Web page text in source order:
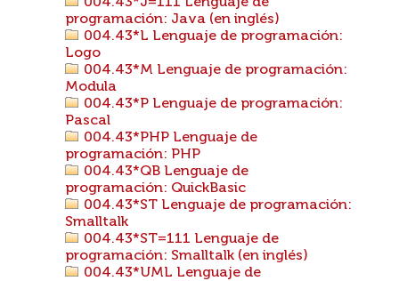
programación: Java (en inglés)
004.43*L Lenguaje de programación:
Logo
004.43*M Lenguaje de programación:
Modula
004.43*P Lenguaje de programación:
Pascal
004.43*PHP Lenguaje de
programación: PHP
004.43*QB Lenguaje de
programación: QuickBasic
004.43*ST Lenguaje de programación:
Smalltalk
004.43*ST=111 Lenguaje de
programación: Smalltalk (en inglés)
004.43*UML Lenguaje de